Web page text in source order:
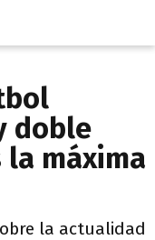
doble
la máxima
la actualidad